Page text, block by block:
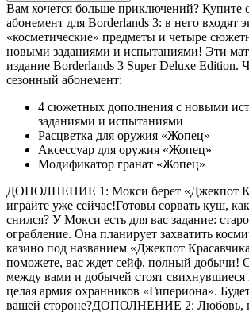
Вам хочется больше приключений? Купите
абонемент для Borderlands 3: в него входят
«косметические» предметы и четыре
новыми заданиями и испытаниями! Эти
издание Borderlands 3 Super Deluxe Edition.
сезонный абонемент:
4 сюжетных дополнения с новыми
заданиями и испытаниями
Расцветка для оружия «Жопец»
Аксессуар для оружия «Жопец»
Модификатор гранат «Жопец»
ДОПОЛНЕНИЕ 1: Мокси берет «Джекпот
играйте уже сейчас!Готовы сорвать куш,
снился? У Мокси есть для вас задание:
ограбление. Она планирует захватить
казино под названием «Джекпот
поможете, вас ждет сейф, полный добычи!
между вами и добычей стоят свихнувшиеся
целая армия охранников «Гипериона».
вашей стороне?ДОПОЛНЕНИЕ 2: Любовь,